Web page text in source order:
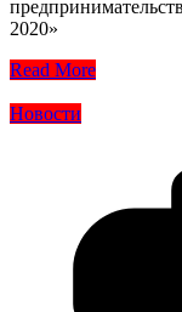
2020»
Read More
Новости